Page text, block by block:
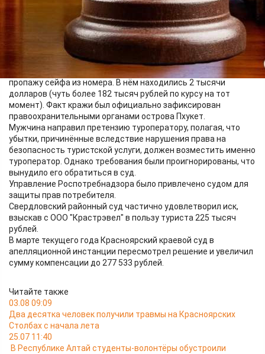
Летом 2024 года красноярец купил путёвку в Таиланд.
Туроператор организовал размещение в двухместном
бунгало отеля категории 3 звезды.
Однако отдых был испорчен неприятным инцидентом:
вернувшись однажды с экскурсии, турист обнаружил
пропажу сейфа из номера. В нём находились 2 тысячи
долларов (чуть более 182 тысяч рублей по курсу на тот
момент). Факт кражи был официально зафиксирован
правоохранительными органами острова Пхукет.
Мужчина направил претензию туроператору, полагая, что
убытки, причинённые вследствие нарушения права на
безопасность туристской услуги, должен возместить именно
туроператор. Однако требования были проигнорированы, что
вынудило его обратиться в суд.
Управление Роспотребнадзора было привлечено судом для
защиты прав потребителя.
Свердловский районный суд частично удовлетворил иск,
взыскав с ООО "Крастрэвел" в пользу туриста 225 тысяч
рублей.
В марте текущего года Красноярский краевой суд в
апелляционной инстанции пересмотрел решение и увеличил
сумму компенсации до 277 533 рублей.
Читайте также
03.08 09:09
Два десятка человек получили травмы на Красноярских
Столбах с начала лета
25.07 11:40
В Республике Алтай студенты-волонтёры обустроили